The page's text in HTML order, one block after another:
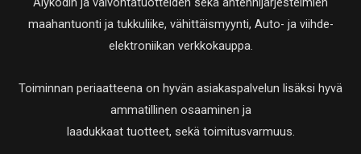
maahantuonti ja tukkuliike, vähittäismyynti, Auto- ja viihde-
elektroniikan verkkokauppa.
Toiminnan periaatteena on hyvän asiakaspalvelun lisäksi hyvä
ammatillinen osaaminen ja
laadukkaat tuotteet, sekä toimitusvarmuus.